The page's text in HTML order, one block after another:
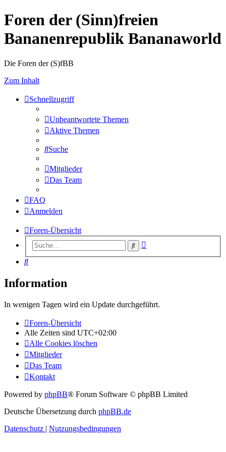
Foren der (Sinn)freien
Bananenrepublik Bananaworld
Die Foren der (S)fBB
Zum Inhalt
Schnellzugriff
Unbeantwortete Themen
Aktive Themen
Suche
Mitglieder
Das Team
FAQ
Anmelden
Foren-Übersicht
Suche
Suche
Information
In wenigen Tagen wird ein Update durchgeführt.
Foren-Übersicht
Alle Zeiten sind UTC+02:00
Alle Cookies löschen
Mitglieder
Das Team
Kontakt
Powered by phpBB® Forum Software © phpBB Limited
Deutsche Übersetzung durch phpBB.de
Datenschutz | Nutzungsbedingungen